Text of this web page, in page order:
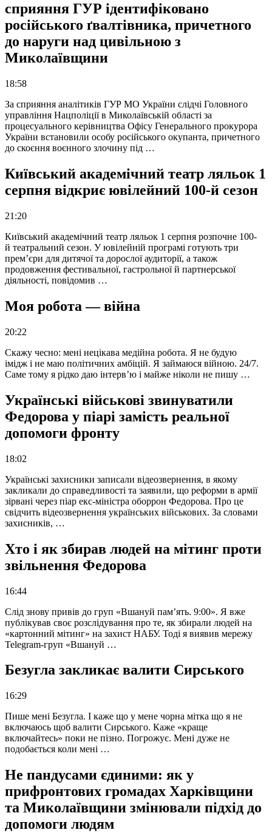
сприяння ГУР ідентифіковано
російського ґвалтівника, причетного
до наруги над цивільною з
Миколаївщини
18:58
За сприяння аналітиків ГУР МО України слідчі Головного
управління Нацполіції в Миколаївській області за
процесуального керівництва Офісу Генерального прокурора
України встановили особу російського окупанта, причетного
до скоєння воєнного злочину під …
Київський академічний театр ляльок 1
серпня відкриє ювілейний 100-й сезон
21:20
Київський академічний театр ляльок 1 серпня розпочне 100-
й театральний сезон. У ювілейній програмі готують три
прем’єри для дитячої та дорослої аудиторії, а також
продовження фестивальної, гастрольної й партнерської
діяльності, повідомив …
Моя робота — війна
20:22
Скажу чесно: мені нецікава медійна робота. Я не будую
імідж і не маю політичних амбіцій. Я займаюся війною. 24/7.
Саме тому я рідко даю інтерв’ю і майже ніколи не пишу …
Українські військові звинуватили
Федорова у піарі замість реальної
допомоги фронту
18:02
Українські захисники записали відеозвернення, в якому
закликали до справедливості та заявили, що реформи в армії
зірвані через піар екс-міністра оборрон Федорова. Про це
свідчить відеозвернення українських військових. За словами
захисників, …
Хто і як збирав людей на мітинг проти
звільнення Федорова
16:44
Слід знову привів до груп «Вшануй пам’ять. 9:00». Я вже
публікував своє розслідування про те, як збирали людей на
«картонний мітинг» на захист НАБУ. Тоді я виявив мережу
Telegram-груп «Вшануй …
Безугла закликає валити Сирського
16:29
Пише мені Безугла. І каже що у мене чорна мітка що я не
включаюсь щоб валити Сирського. Каже «краще
включайтесь» поки не пізно. Погрожує. Мені дуже не
подобається коли мені …
Не пандусами єдиними: як у
прифронтових громадах Харківщини
та Миколаївщини змінювали підхід до
допомоги людям